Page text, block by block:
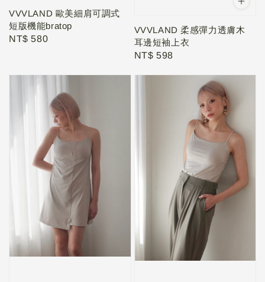
VVVLAND 歐美細肩可調式
短版機能bratop
Regular
NT$ 580
VVVLAND 柔感彈力透膚木
耳邊短袖上衣
Regular
NT$ 598